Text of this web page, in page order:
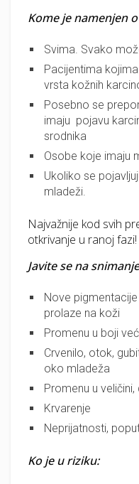
Kome je namenjen
Svima. Svako
Pacijentima
vrsta kožnih
Posebno se
imaju pojavu
srodnika
Osobe koje imaju
Ukoliko se
mladeži.
Najvažnije kod svih
otkrivanje u ranoj fazi!
Javite se na
Nove
prolaze na koži
Promenu u boji
Crvenilo, otok,
oko mladeža
Promenu u
Krvarenje
Neprijatnosti,
Ko je u riziku: